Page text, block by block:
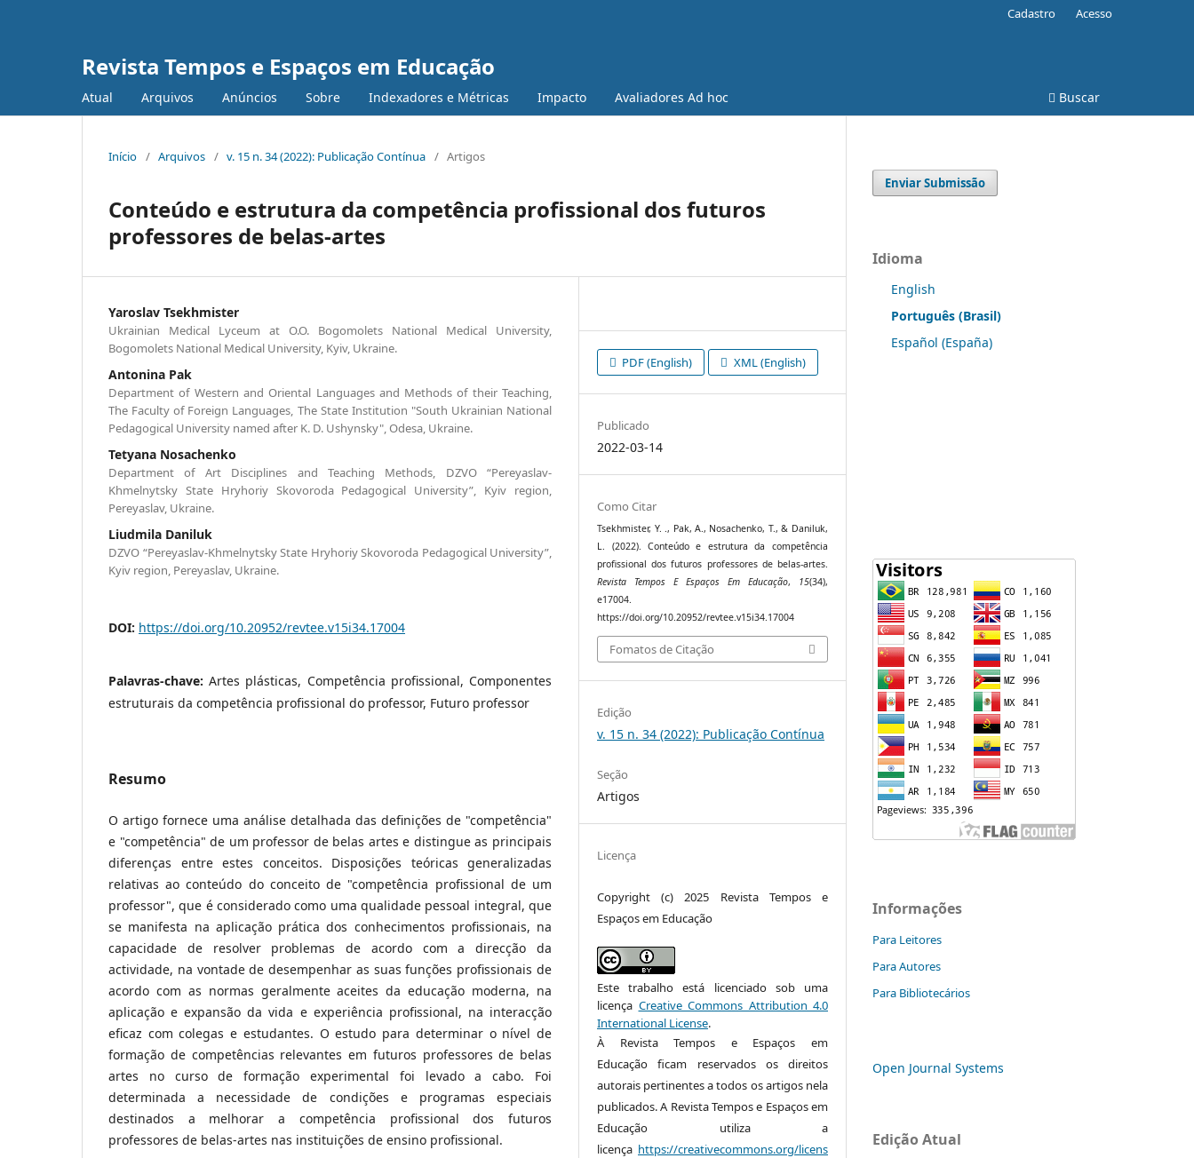
Revista Tempos e Espaços em Educação
Atual Arquivos Anúncios Sobre Indexadores e Métricas Impacto Avaliadores Ad hoc Buscar
Cadastro Acesso
Início / Arquivos / v. 15 n. 34 (2022): Publicação Contínua / Artigos
Conteúdo e estrutura da competência profissional dos futuros
professores de belas-artes
Yaroslav Tsekhmister
Ukrainian Medical Lyceum at O.O. Bogomolets National Medical University,
Bogomolets National Medical University, Kyiv, Ukraine.
Antonina Pak
Department of Western and Oriental Languages and Methods of their Teaching,
The Faculty of Foreign Languages, The State Institution "South Ukrainian National
Pedagogical University named after K. D. Ushynsky", Odesa, Ukraine.
Tetyana Nosachenko
Department of Art Disciplines and Teaching Methods, DZVO “Pereyaslav-
Khmelnytsky State Hryhoriy Skovoroda Pedagogical University”, Kyiv region,
Pereyaslav, Ukraine.
Liudmila Daniluk
DZVO “Pereyaslav-Khmelnytsky State Hryhoriy Skovoroda Pedagogical University”,
Kyiv region, Pereyaslav, Ukraine.
DOI: https://doi.org/10.20952/revtee.v15i34.17004
Palavras-chave:Artes plásticas, Competência profissional, Componentes
estruturais da competência profissional do professor, Futuro professor
Resumo
O artigo fornece uma análise detalhada das definições de "competência"
e "competência" de um professor de belas artes e distingue as principais
diferenças entre estes conceitos. Disposições teóricas generalizadas
relativas ao conteúdo do conceito de "competência profissional de um
professor", que é considerado como uma qualidade pessoal integral, que
se manifesta na aplicação prática dos conhecimentos profissionais, na
capacidade de resolver problemas de acordo com a direcção da
actividade, na vontade de desempenhar as suas funções profissionais de
acordo com as normas geralmente aceites da educação moderna, na
aplicação e expansão da vida e experiência profissional, na interacção
eficaz com colegas e estudantes. O estudo para determinar o nível de
formação de competências relevantes em futuros professores de belas
artes no curso de formação experimental foi levado a cabo. Foi
determinada a necessidade de condições e programas especiais
destinados a melhorar a competência profissional dos futuros
professores de belas-artes nas instituições de ensino profissional.
PDF (English) XML (English)
Publicado
2022-03-14
Como Citar
Tsekhmister, Y. ., Pak, A., Nosachenko, T., & Daniluk,
L. (2022). Conteúdo e estrutura da competência
profissional dos futuros professores de belas-artes.
Revista Tempos E Espaços Em Educação, 15(34),
e17004.
https://doi.org/10.20952/revtee.v15i34.17004
Fomatos de Citação
Edição
v. 15 n. 34 (2022): Publicação Contínua
Seção
Artigos
Licença
Copyright (c) 2025 Revista Tempos e
Espaços em Educação
Este trabalho está licenciado sob uma
licença Creative Commons Attribution 4.0
International License.
À Revista Tempos e Espaços em
Educação ficam reservados os direitos
autorais pertinentes a todos os artigos nela
publicados. A Revista Tempos e Espaços em
Educação utiliza a
licença https://creativecommons.org/licens
Enviar Submissão
Idioma
English
Português (Brasil)
Español (España)
Informações
Para Leitores
Para Autores
Para Bibliotecários
Open Journal Systems
Edição Atual